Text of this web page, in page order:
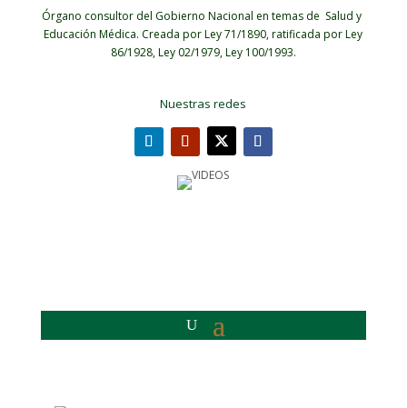
Órgano consultor del Gobierno Nacional en temas de Salud y
Educación Médica. Creada por Ley 71/1890, ratificada por Ley
86/1928, Ley 02/1979, Ley 100/1993.
Nuestras redes